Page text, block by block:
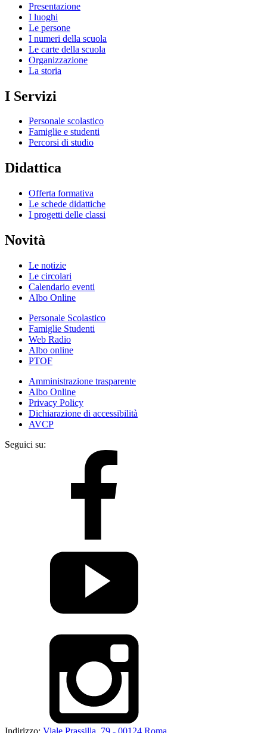
Presentazione
I luoghi
Le persone
I numeri della scuola
Le carte della scuola
Organizzazione
La storia
I Servizi
Personale scolastico
Famiglie e studenti
Percorsi di studio
Didattica
Offerta formativa
Le schede didattiche
I progetti delle classi
Novità
Le notizie
Le circolari
Calendario eventi
Albo Online
Personale Scolastico
Famiglie Studenti
Web Radio
Albo online
PTOF
Amministrazione trasparente
Albo Online
Privacy Policy
Dichiarazione di accessibilità
AVCP
Seguici su:
Indirizzo: Viale Prassilla, 79 - 00124 Roma